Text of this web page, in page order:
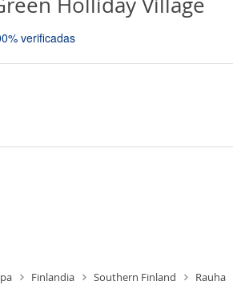
verificadas
Finlandia Southern Finland Rauha